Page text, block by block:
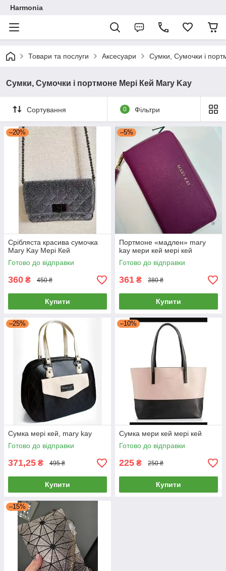
Harmonia
Товари та послуги Аксесуари Сумки, Сумочки і
Сумки, Сумочки і портмоне Мері Кей Mary Kay
Сортування 0 Фільтри
–20%
Срібляста красива сумочка
Mary Kay Мері Кей
Готово до відправки
360 ₴ 450 ₴
Купити
–5%
Портмоне «мадлен» mary
kay мери кей мері кей
Готово до відправки
361 ₴ 380 ₴
Купити
–25%
Сумка мері кей, mary kay
Готово до відправки
371,25 ₴ 495 ₴
Купити
–10%
Сумка мери кей мері кей
Готово до відправки
225 ₴ 250 ₴
Купити
–15%